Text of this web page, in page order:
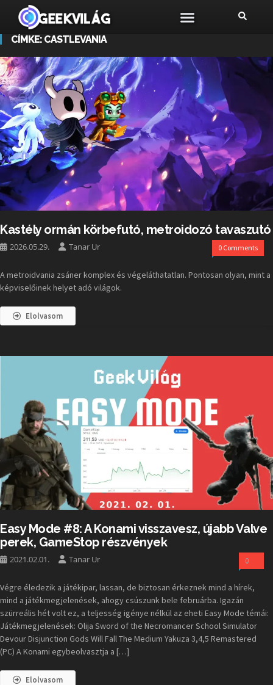
CÍMKE: CASTLEVANIA
Kastély ormán körbefutó, metroidozó tavaszutó
2026.05.29. Tanar Ur 0 Comments
A metroidvania zsáner komplex és végeláthatatlan. Pontosan olyan, mint a
képviselőinek helyet adó világok.
Elolvasom
Easy Mode #8: A Konami visszavesz, újabb Valve
perek, GameStop részvények
2021.02.01. Tanar Ur 0
Végre éledezik a játékipar, lassan, de biztosan érkeznek mind a hírek,
mind a játékmegjelenések, ahogy csúszunk bele februárba. Igazán
szürreális hét volt ez, a teljesség igénye nélkül az eheti Easy Mode témái:
Játékmegjelenések: Olija Sword of the Necromancer School Simulator
Devour Disjunction Gods Will Fall The Medium Yakuza 3,4,5 Remastered
(PC) A Konami egybeolvasztja a […]
Elolvasom